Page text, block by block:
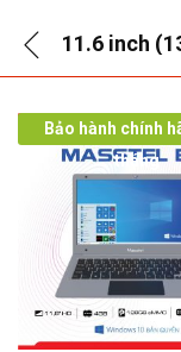
11.6 inch
Bảo hành chính
tháng